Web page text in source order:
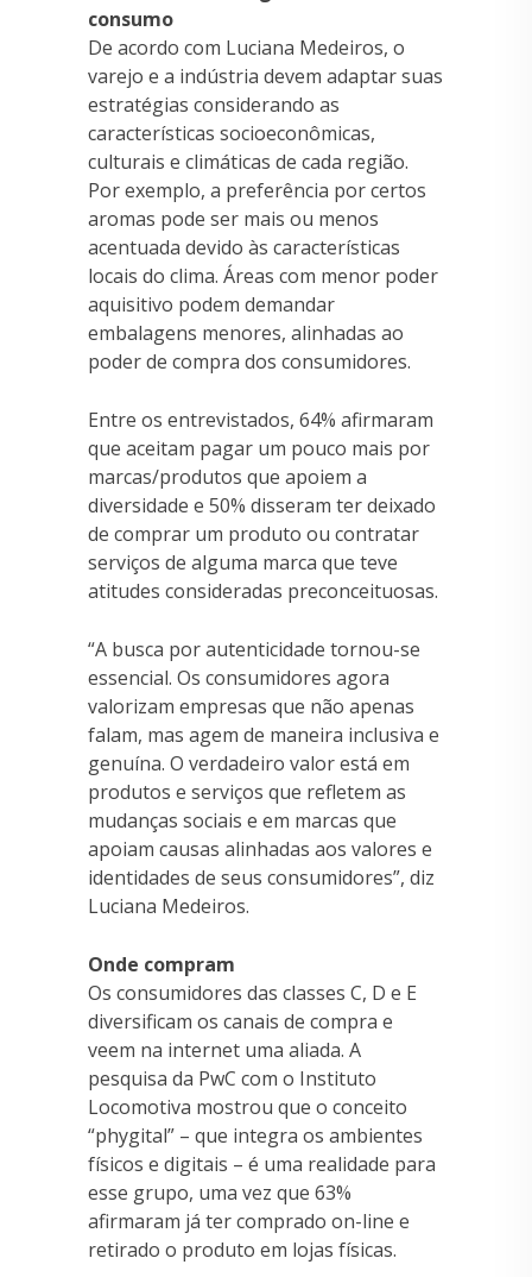
consumo
De acordo com Luciana Medeiros, o
varejo e a indústria devem adaptar suas
estratégias considerando as
características socioeconômicas,
culturais e climáticas de cada região.
Por exemplo, a preferência por certos
aromas pode ser mais ou menos
acentuada devido às características
locais do clima. Áreas com menor poder
aquisitivo podem demandar
embalagens menores, alinhadas ao
poder de compra dos consumidores.
Entre os entrevistados, 64% afirmaram
que aceitam pagar um pouco mais por
marcas/produtos que apoiem a
diversidade e 50% disseram ter deixado
de comprar um produto ou contratar
serviços de alguma marca que teve
atitudes consideradas preconceituosas.
“A busca por autenticidade tornou-se
essencial. Os consumidores agora
valorizam empresas que não apenas
falam, mas agem de maneira inclusiva e
genuína. O verdadeiro valor está em
produtos e serviços que refletem as
mudanças sociais e em marcas que
apoiam causas alinhadas aos valores e
identidades de seus consumidores”, diz
Luciana Medeiros.
Onde compram
Os consumidores das classes C, D e E
diversificam os canais de compra e
veem na internet uma aliada. A
pesquisa da PwC com o Instituto
Locomotiva mostrou que o conceito
“phygital” – que integra os ambientes
físicos e digitais – é uma realidade para
esse grupo, uma vez que 63%
afirmaram já ter comprado on-line e
retirado o produto em lojas físicas.